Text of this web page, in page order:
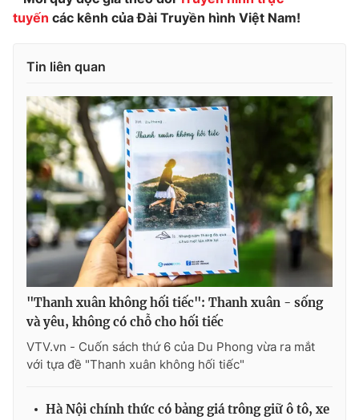
tuyến các kênh của Đài Truyền hình Việt Nam!
Tin liên quan
"Thanh xuân không hối tiếc": Thanh xuân - sống
và yêu, không có chỗ cho hối tiếc
VTV.vn - Cuốn sách thứ 6 của Du Phong vừa ra mắt
với tựa đề "Thanh xuân không hối tiếc"
Hà Nội chính thức có bảng giá trông giữ ô tô, xe